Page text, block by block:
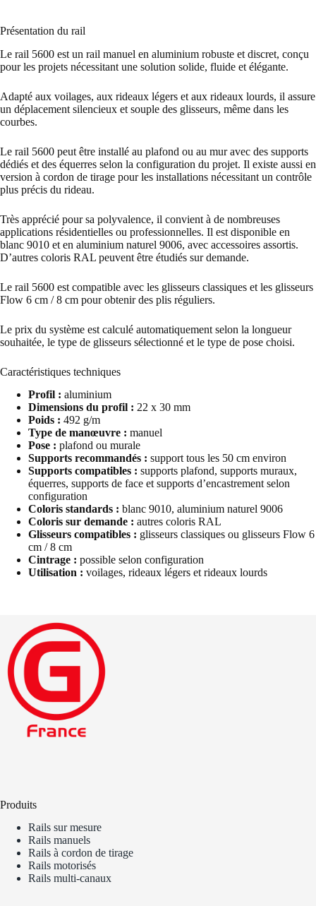
Présentation du rail
Le rail 5600 est un rail manuel en aluminium robuste et discret, conçu
pour les projets nécessitant une solution solide, fluide et élégante.
Adapté aux voilages, aux rideaux légers et aux rideaux lourds, il assure
un déplacement silencieux et souple des glisseurs, même dans les
courbes.
Le rail 5600 peut être installé au plafond ou au mur avec des supports
dédiés et des équerres selon la configuration du projet. Il existe aussi en
version à cordon de tirage pour les installations nécessitant un contrôle
plus précis du rideau.
Très apprécié pour sa polyvalence, il convient à de nombreuses
applications résidentielles ou professionnelles. Il est disponible en
blanc 9010 et en aluminium naturel 9006, avec accessoires assortis.
D’autres coloris RAL peuvent être étudiés sur demande.
Le rail 5600 est compatible avec les glisseurs classiques et les glisseurs
Flow 6 cm / 8 cm pour obtenir des plis réguliers.
Le prix du système est calculé automatiquement selon la longueur
souhaitée, le type de glisseurs sélectionné et le type de pose choisi.
Caractéristiques techniques
Profil : aluminium
Dimensions du profil : 22 x 30 mm
Poids : 492 g/m
Type de manœuvre : manuel
Pose : plafond ou murale
Supports recommandés : support tous les 50 cm environ
Supports compatibles : supports plafond, supports muraux,
équerres, supports de face et supports d’encastrement selon
configuration
Coloris standards : blanc 9010, aluminium naturel 9006
Coloris sur demande : autres coloris RAL
Glisseurs compatibles : glisseurs classiques ou glisseurs Flow 6
cm / 8 cm
Cintrage : possible selon configuration
Utilisation : voilages, rideaux légers et rideaux lourds
Produits
Rails sur mesure
Rails manuels
Rails à cordon de tirage
Rails motorisés
Rails multi-canaux